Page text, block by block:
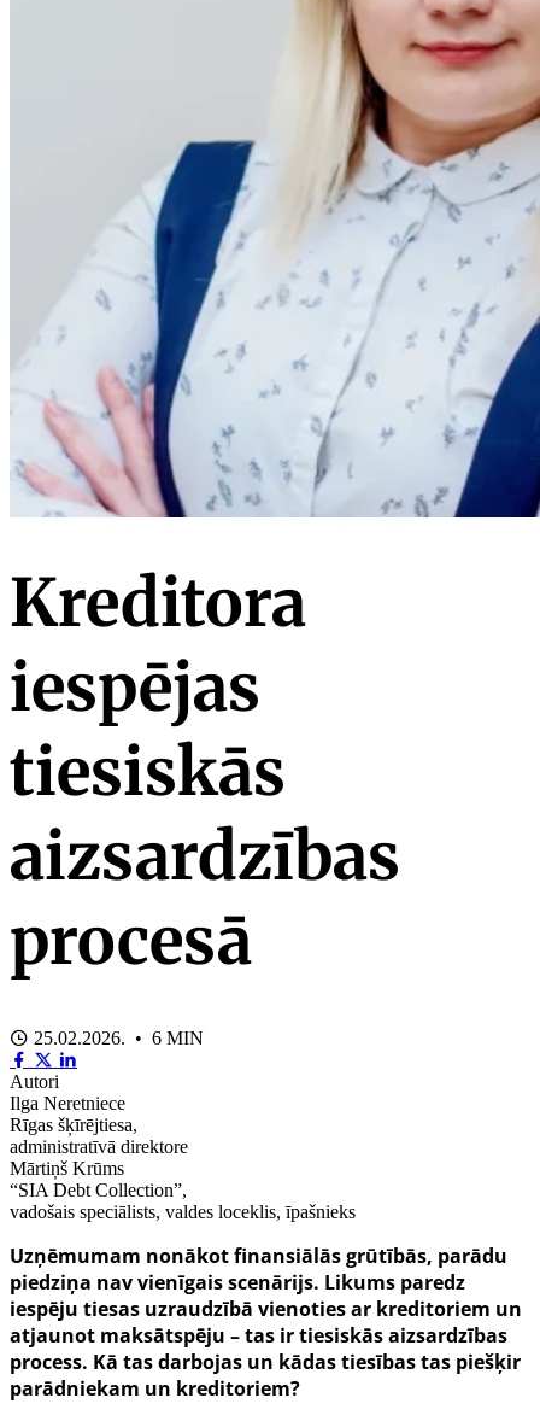
Kreditora
iespējas
tiesiskās
aizsardzības
procesā
25.02.2026. • 6 MIN
Autori
Ilga Neretniece
Rīgas šķīrējtiesa,
administratīvā direktore
Mārtiņš Krūms
“SIA Debt Collection”,
vadošais speciālists, valdes loceklis, īpašnieks
Uzņēmumam nonākot finansiālās grūtībās, parādu
piedziņa nav vienīgais scenārijs. Likums paredz
iespēju tiesas uzraudzībā vienoties ar kreditoriem un
atjaunot maksātspēju – tas ir tiesiskās aizsardzības
process. Kā tas darbojas un kādas tiesības tas piešķir
parādniekam un kreditoriem?